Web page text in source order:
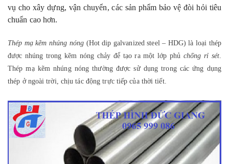
vụ cho xây dựng, vận chuyển, các sản phẩm bảo vệ đòi hỏi tiêu
chuẩn cao hơn.
Thép mạ kẽm nhúng nóng (Hot dip galvanized steel – HDG) là loại thép
được nhúng trong kẽm nóng chảy để tạo ra một lớp phủ chống rỉ sét.
Thép mạ kẽm nhúng nóng thường được sử dụng trong các ứng dụng
thép ở ngoài trời, chịu tác động trực tiếp của thời tiết.